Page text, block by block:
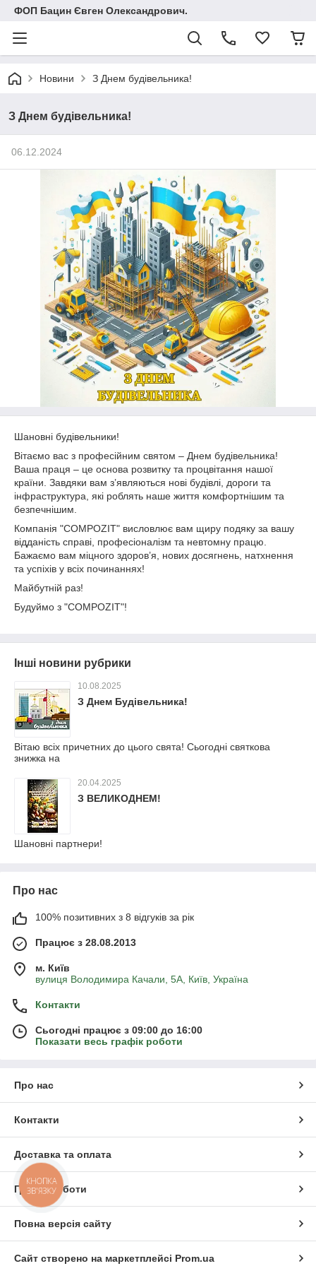
ФОП Бацин Євген Олександрович.
Новини З Днем будівельника!
З Днем будівельника!
06.12.2024
Шановні будівельники!
Вітаємо вас з професійним святом – Днем будівельника!
Ваша праця – це основа розвитку та процвітання нашої
країни. Завдяки вам з’являються нові будівлі, дороги та
інфраструктура, які роблять наше життя комфортнішим та
безпечнішим.
Компанія "COMPOZIT" висловлює вам щиру подяку за вашу
відданість справі, професіоналізм та невтомну працю.
Бажаємо вам міцного здоров’я, нових досягнень, натхнення
та успіхів у всіх починаннях!
Майбутній раз!
Будуймо з "COMPOZIT"!
Інші новини рубрики
10.08.2025
З Днем Будівельника!
Вітаю всіх причетних до цього свята! Сьогодні святкова
знижка на
20.04.2025
З ВЕЛИКОДНЕМ!
Шановні партнери!
Про нас
100% позитивних з 8 відгуків за рік
Працює з 28.08.2013
м. Київ
вулиця Володимира Качали, 5А, Київ, Україна
Контакти
Сьогодні працює з 09:00 до 16:00
Показати весь графік роботи
Про нас
Контакти
Доставка та оплата
Графік роботи
Повна версія сайту
Сайт створено на маркетплейсі Prom.ua
КНОПКА
ЗВ'ЯЗКУ